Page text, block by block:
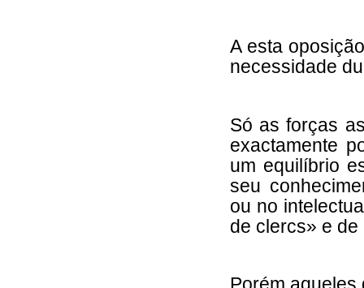
A esta
necessidade
Só as forças
exactamente
um equilíbrio
seu
ou no
de clercs» e